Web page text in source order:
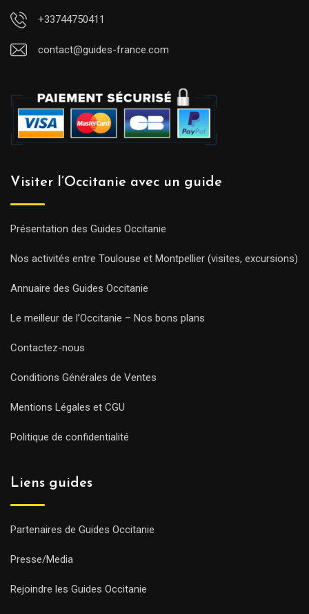
+33744750411
contact@guides-france.com
Visiter l’Occitanie avec un guide
Présentation des Guides Occitanie
Nos activités entre Toulouse et Montpellier (visites, excursions)
Annuaire des Guides Occitanie
Le meilleur de l’Occitanie – Nos bons plans
Contactez-nous
Conditions Générales de Ventes
Mentions Légales et CGU
Politique de confidentialité
Liens guides
Partenaires de Guides Occitanie
Presse/Media
Rejoindre les Guides Occitanie